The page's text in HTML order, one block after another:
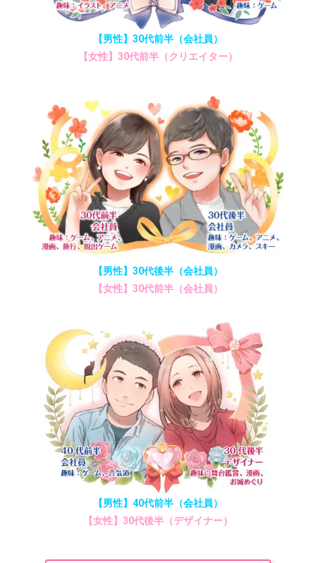
【男性】30代前半（会社員）
【女性】30代前半（クリエイター）
【男性】30代後半（会社員）
【女性】30代前半（会社員）
【男性】40代前半（会社員）
【女性】30代後半（デザイナー）